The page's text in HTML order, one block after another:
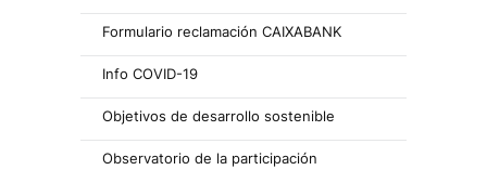
Formulario reclamación CAIXABANK
Info COVID-19
Objetivos de desarrollo sostenible
Observatorio de la participación